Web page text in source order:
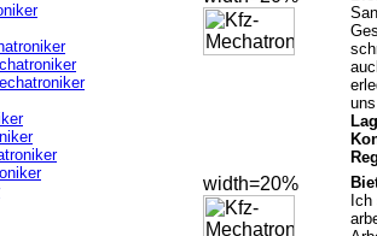
width=20%